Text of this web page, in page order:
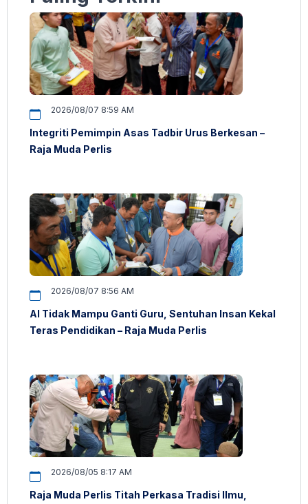
2026/08/07 8:59 AM
Integriti Pemimpin Asas Tadbir Urus Berkesan –
Raja Muda Perlis
2026/08/07 8:56 AM
AI Tidak Mampu Ganti Guru, Sentuhan Insan Kekal
Teras Pendidikan – Raja Muda Perlis
2026/08/05 8:17 AM
Raja Muda Perlis Titah Perkasa Tradisi Ilmu,